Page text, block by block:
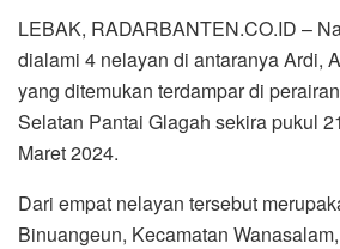
LEBAK, RADARBANTEN.CO.ID –
dialami 4 nelayan di antaranya Ardi,
yang ditemukan terdampar di
Selatan Pantai Glagah sekira pukul
Maret 2024.
Dari empat nelayan tersebut
Binuangeun, Kecamatan